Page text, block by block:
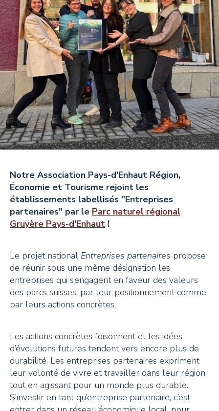
Hydrolats et Huiles
Miel et autres douceurs
Ambassadeurs
CONTACT
Pays-d’Enhaut Région,
Économie et Tourisme
Place du Village 6,
1660 Château-d’Œx
NEWSLETTER
S'INSCRIRE
Notre Association Pays-d'Enhaut Région,
Économie et Tourisme rejoint les
établissements labellisés "Entreprises
partenaires" par le Parc naturel régional
Gruyère Pays-d'Enhaut !
Le projet national Entreprises partenaires propose
de réunir sous une même désignation les
entreprises qui s’engagent en faveur des valeurs
des parcs suisses, par leur positionnement comme
par leurs actions concrètes.
Les actions concrètes foisonnent et les idées
d’évolutions futures tendent vers encore plus de
durabilité. Les entreprises partenaires expriment
leur volonté de vivre et travailler dans leur région
tout en agissant pour un monde plus durable.
S’investir en tant qu’entreprise partenaire, c’est